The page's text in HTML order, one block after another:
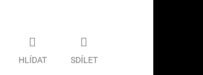
HLÍDAT SDÍLET